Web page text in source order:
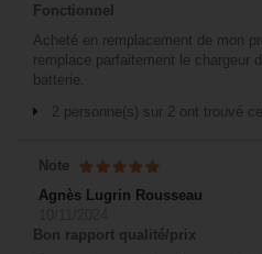
Fonctionnel
Acheté en remplacement de mon
remplace parfaitement le chargeur
batterie.
2 personne(s) sur 2 ont trouvé
Note
Agnès Lugrin Rousseau
Bon rapport qualité/prix